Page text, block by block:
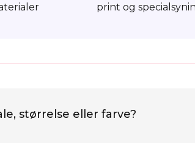
print og
størrelse eller farve?